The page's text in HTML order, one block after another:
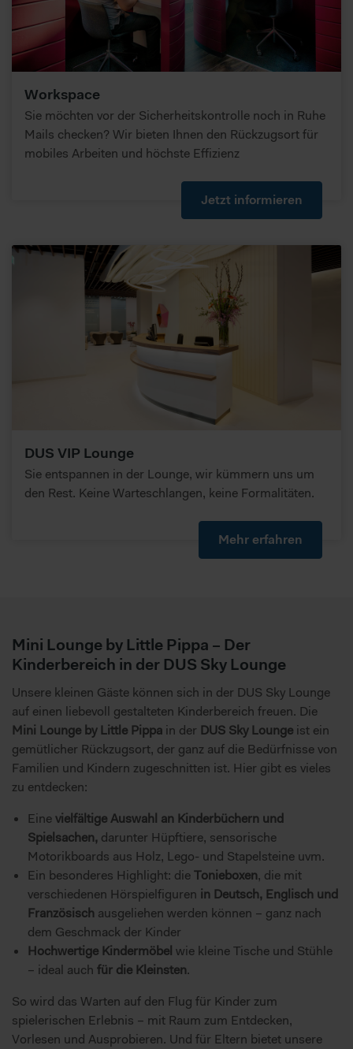
Workspace
Sie möchten vor der Sicherheitskontrolle noch in Ruhe
Mails checken? Wir bieten Ihnen den Rückzugsort für
mobiles Arbeiten und höchste Effizienz
Jetzt informieren
DUS VIP Lounge
Sie entspannen in der Lounge, wir kümmern uns um
den Rest. Keine Warteschlangen, keine Formalitäten.
Mehr erfahren
Mini Lounge by Little Pippa – Der
Kinderbereich in der DUS Sky Lounge
Unsere kleinen Gäste können sich in der DUS Sky Lounge
auf einen liebevoll gestalteten Kinderbereich freuen. Die
Mini Lounge by Little Pippa in der DUS Sky Lounge ist ein
gemütlicher Rückzugsort, der ganz auf die Bedürfnisse von
Familien und Kindern zugeschnitten ist. Hier gibt es vieles
zu entdecken:
Eine vielfältige Auswahl an Kinderbüchern und
Spielsachen, darunter Hüpftiere, sensorische
Motorikboards aus Holz, Lego- und Stapelsteine uvm.
Ein besonderes Highlight: die Tonieboxen, die mit
verschiedenen Hörspielfiguren in Deutsch, Englisch und
Französisch ausgeliehen werden können – ganz nach
dem Geschmack der Kinder
Hochwertige Kindermöbel wie kleine Tische und Stühle
– ideal auch für die Kleinsten.
So wird das Warten auf den Flug für Kinder zum
spielerischen Erlebnis – mit Raum zum Entdecken,
Vorlesen und Ausprobieren. Und für Eltern bietet unsere